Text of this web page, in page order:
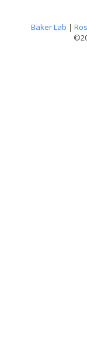
Baker Lab |